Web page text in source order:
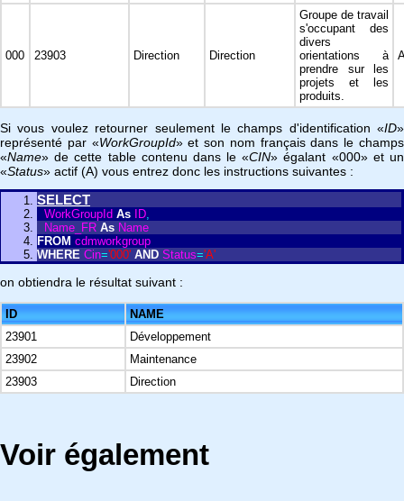
000 23903 Direction Direction
Groupe de travail
s'occupant des
divers
orientations à
prendre sur les
projets et les
produits.
Si vous voulez retourner seulement le champs d'identification «ID»
représenté par «WorkGroupId» et son nom français dans le champs
«Name» de cette table contenu dans le «CIN» égalant «000» et un
«Status» actif (A) vous entrez donc les instructions suivantes :
SELECT
WorkGroupId As ID,
Name_FR As Name
FROM cdmworkgroup
WHERE Cin='000' AND Status='A'
on obtiendra le résultat suivant :
ID
NAME
23901
Développement
23902
Maintenance
23903
Direction
Voir également